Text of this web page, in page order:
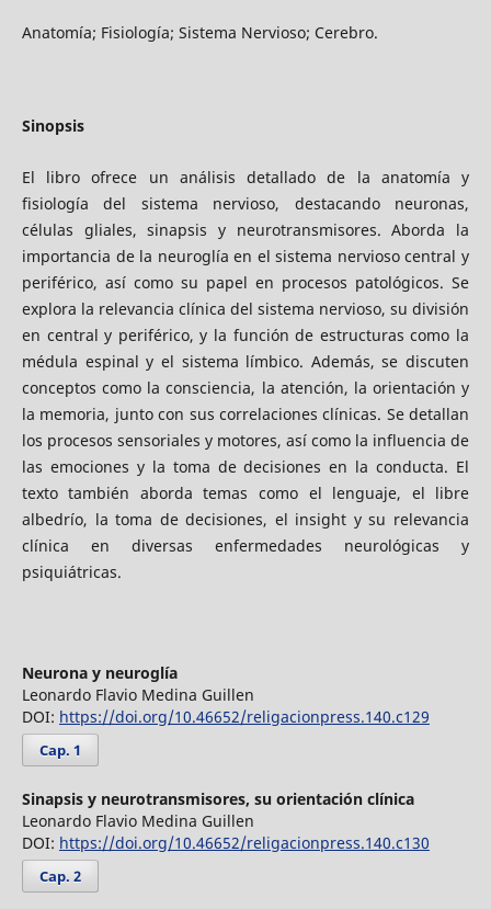
Anatomía; Fisiología; Sistema Nervioso; Cerebro.
Sinopsis
El libro ofrece un análisis detallado de la anatomía y
fisiología del sistema nervioso, destacando neuronas,
células gliales, sinapsis y neurotransmisores. Aborda la
importancia de la neuroglía en el sistema nervioso central y
periférico, así como su papel en procesos patológicos. Se
explora la relevancia clínica del sistema nervioso, su división
en central y periférico, y la función de estructuras como la
médula espinal y el sistema límbico. Además, se discuten
conceptos como la consciencia, la atención, la orientación y
la memoria, junto con sus correlaciones clínicas. Se detallan
los procesos sensoriales y motores, así como la influencia de
las emociones y la toma de decisiones en la conducta. El
texto también aborda temas como el lenguaje, el libre
albedrío, la toma de decisiones, el insight y su relevancia
clínica en diversas enfermedades neurológicas y
psiquiátricas.
Neurona y neuroglía
Leonardo Flavio Medina Guillen
DOI: https://doi.org/10.46652/religacionpress.140.c129
Cap. 1
Sinapsis y neurotransmisores, su orientación clínica
Leonardo Flavio Medina Guillen
DOI: https://doi.org/10.46652/religacionpress.140.c130
Cap. 2